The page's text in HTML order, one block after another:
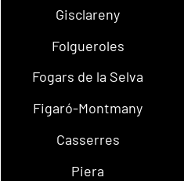
Gisclareny
Folgueroles
Fogars de la Selva
Figaró-Montmany
Casserres
Piera